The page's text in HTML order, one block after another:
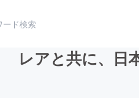
レアと共に、日